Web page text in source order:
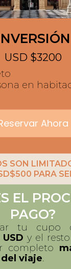
en
Reservar Ahora
EL
tu
y el resto
completo
viaje .
tu